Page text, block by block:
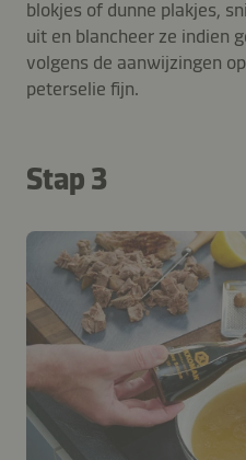
blokjes of dunne plakjes,
uit en blancheer ze indien
volgens de aanwijzingen
peterselie fijn.
Stap 3